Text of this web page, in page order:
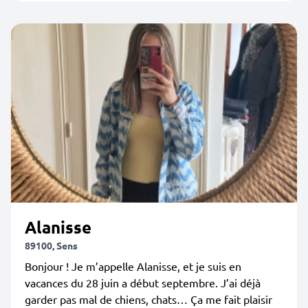
Alanisse
89100, Sens
Bonjour ! Je m’appelle Alanisse, et je suis en
vacances du 28 juin a début septembre. J’ai déjà
garder pas mal de chiens, chats… Ça me fait plaisir